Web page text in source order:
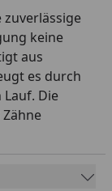
zuverlässige
keine
aus
es durch
Die
120,0 mm